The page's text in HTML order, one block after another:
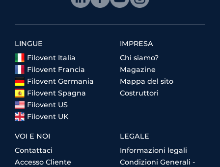
LINGUE
Filovent Italia
Filovent Francia
Filovent Germania
Filovent Spagna
Filovent US
Filovent UK
IMPRESA
Chi siamo?
Magazine
Mappa del sito
Costruttori
VOI E NOI
Contattaci
Accesso Cliente
LEGALE
Informazioni legali
Condizioni Generali -